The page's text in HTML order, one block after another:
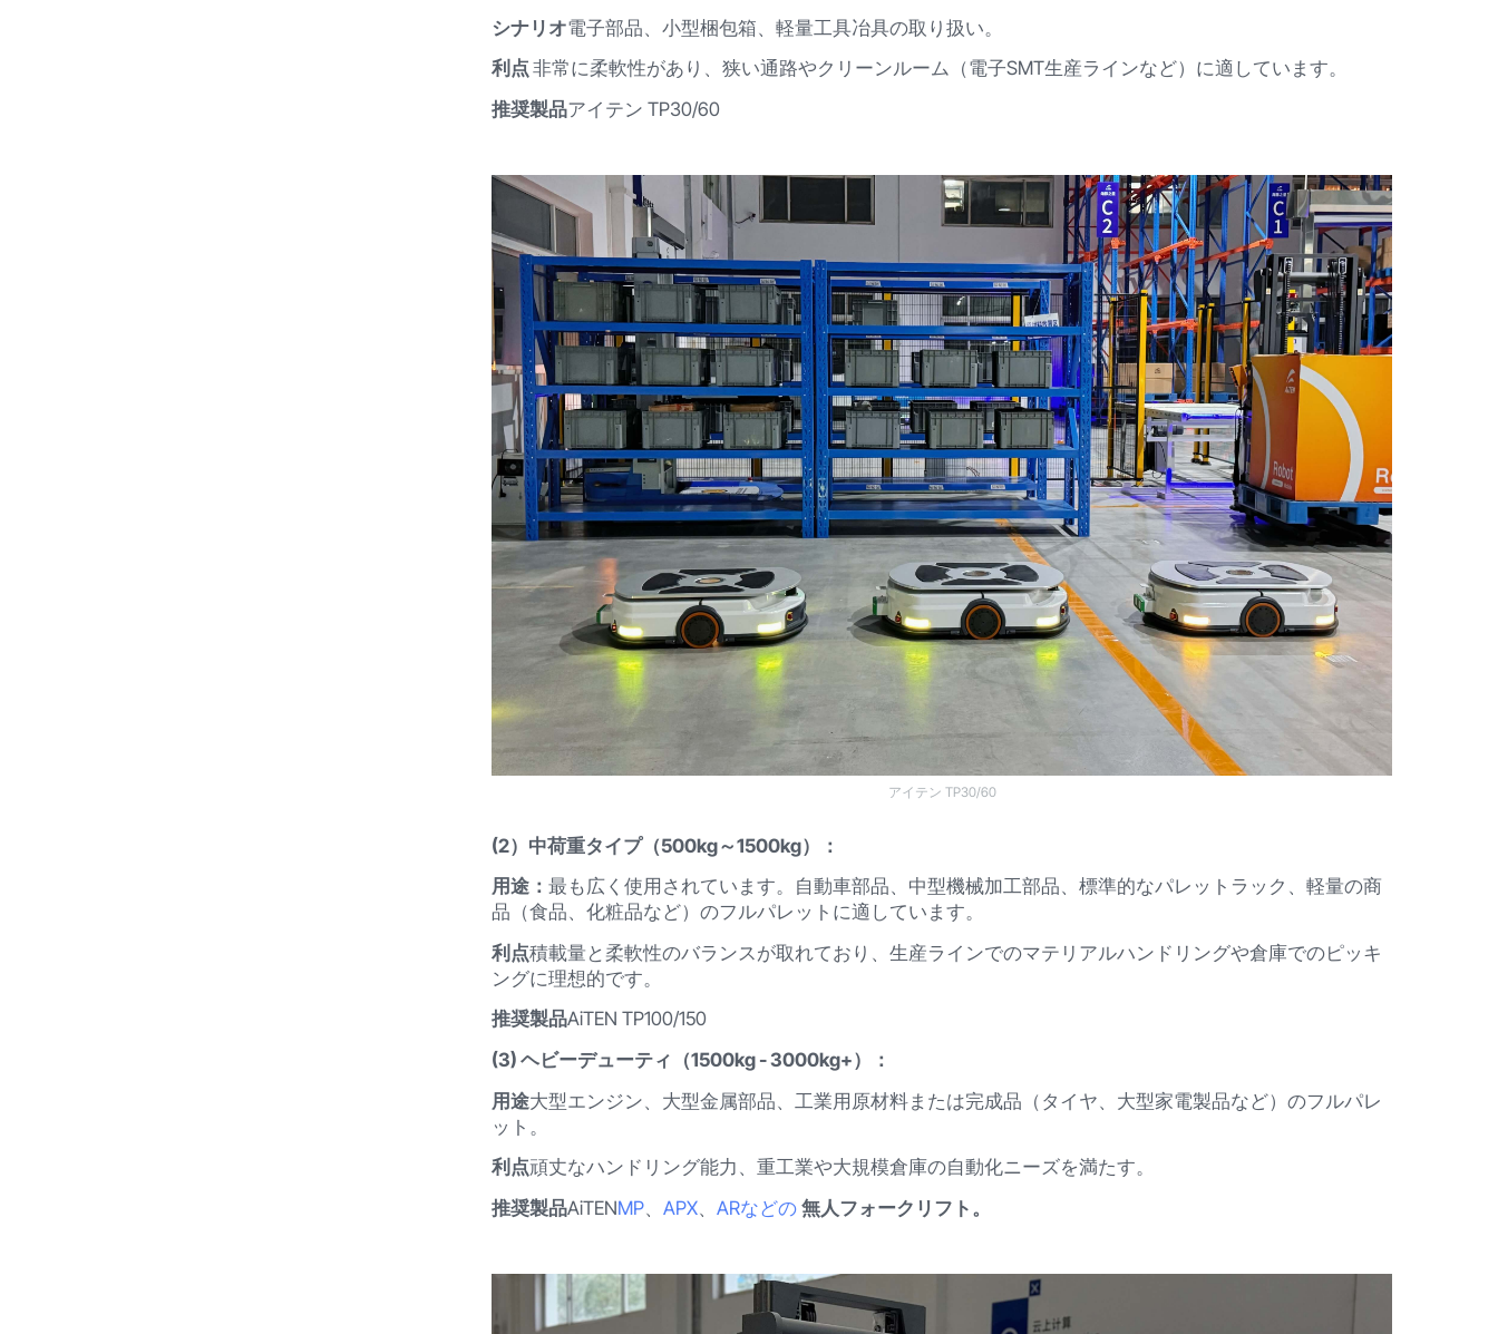
シナリオ電子部品、小型梱包箱、軽量工具冶具の取り扱い。
利点非常に柔軟性があり、狭い通路やクリーンルーム（電子SMT生産ラインなど）に適しています。
推奨製品アイテン TP30/60
アイテン TP30/60
(2）中荷重タイプ（500kg～1500kg）：
用途：最も広く使用されています。自動車部品、中型機械加工部品、標準的なパレットラック、軽量の商
品（食品、化粧品など）のフルパレットに適しています。
利点積載量と柔軟性のバランスが取れており、生産ラインでのマテリアルハンドリングや倉庫でのピッキ
ングに理想的です。
推奨製品AiTEN TP100/150
(3) ヘビーデューティ（1500kg - 3000kg+）：
用途大型エンジン、大型金属部品、工業用原材料または完成品（タイヤ、大型家電製品など）のフルパレ
ット。
利点頑丈なハンドリング能力、重工業や大規模倉庫の自動化ニーズを満たす。
推奨製品AiTENMP、APX、ARなどの 無人フォークリフト。